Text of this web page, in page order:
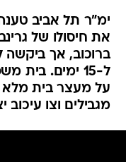
ימ"ר תל אביב טענה
את חיסולו של
ברוכוב, אך
ל-15 ימים.
מגבילים וצו